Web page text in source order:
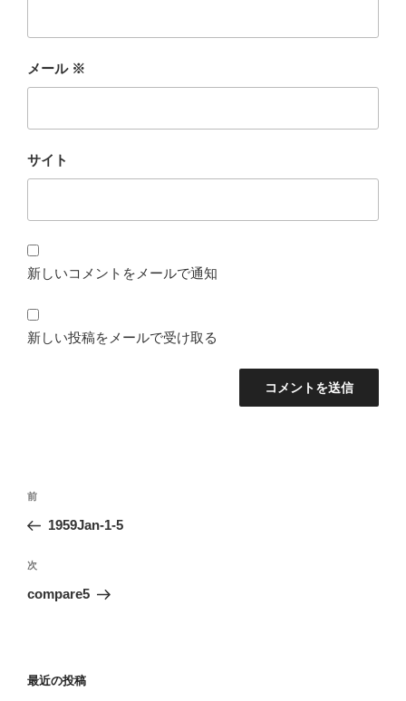
メール ※
サイト
新しいコメントをメールで通知
新しい投稿をメールで受け取る
投
ナ
ビ
ゲ
ン
前
の
稿
前
1959Jan-1-5
次
の
次
compare5
最近の投稿